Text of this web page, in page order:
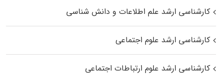
کارشناسی ارشد علم اطلاعات و دانش شناسی
کارشناسی ارشد علوم اجتماعی
کارشناسی ارشد علوم ارتباطات اجتماعی